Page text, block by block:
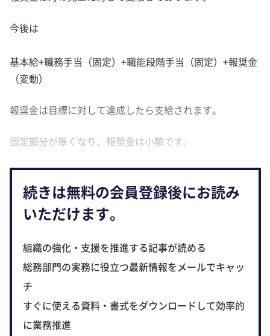
今後は
基本給+職務手当（固定）+職能段階手当（固定）+報奨金
（変動）
報奨金は目標に対して達成したら支給されます。
固定部分が厚くなり、報奨金は小額です。
続きは無料の会員登録後にお読み
いただけます。
組織の強化・支援を推進する記事が読める
総務部門の実務に役立つ最新情報をメールでキャッ
チ
すぐに使える資料・書式をダウンロードして効率的
に業務推進